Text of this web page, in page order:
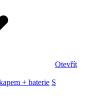
Otevřít
+ baterie S